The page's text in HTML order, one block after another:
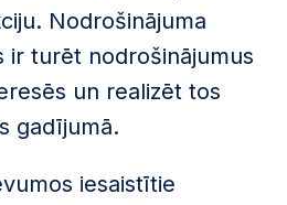
Nodrošinājuma
ir turēt nodrošinājumus
un realizēt tos
gadījumā.
iesaistītie